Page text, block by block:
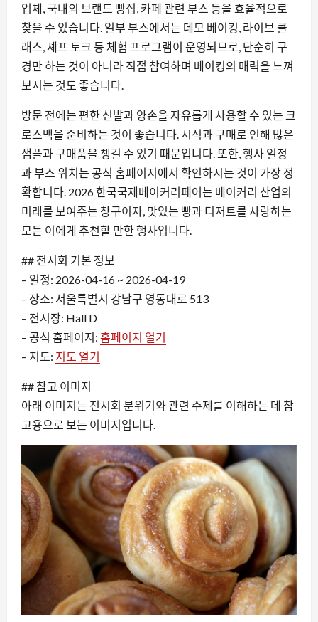
업체, 국내외 브랜드 빵집, 카페 관련 부스 등을 효율적으로
찾을 수 있습니다. 일부 부스에서는 데모 베이킹, 라이브 클
래스, 셰프 토크 등 체험 프로그램이 운영되므로, 단순히 구
경만 하는 것이 아니라 직접 참여하며 베이킹의 매력을 느껴
보시는 것도 좋습니다.
방문 전에는 편한 신발과 양손을 자유롭게 사용할 수 있는 크
로스백을 준비하는 것이 좋습니다. 시식과 구매로 인해 많은
샘플과 구매품을 챙길 수 있기 때문입니다. 또한, 행사 일정
과 부스 위치는 공식 홈페이지에서 확인하시는 것이 가장 정
확합니다. 2026 한국국제베이커리페어는 베이커리 산업의
미래를 보여주는 창구이자, 맛있는 빵과 디저트를 사랑하는
모든 이에게 추천할 만한 행사입니다.
## 전시회 기본 정보
– 일정: 2026-04-16 ~ 2026-04-19
– 장소: 서울특별시 강남구 영동대로 513
– 전시장: Hall D
– 공식 홈페이지: 홈페이지 열기
– 지도: 지도 열기
## 참고 이미지
아래 이미지는 전시회 분위기와 관련 주제를 이해하는 데 참
고용으로 보는 이미지입니다.